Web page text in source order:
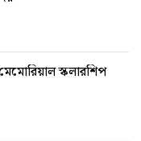
স্কলারশিপ